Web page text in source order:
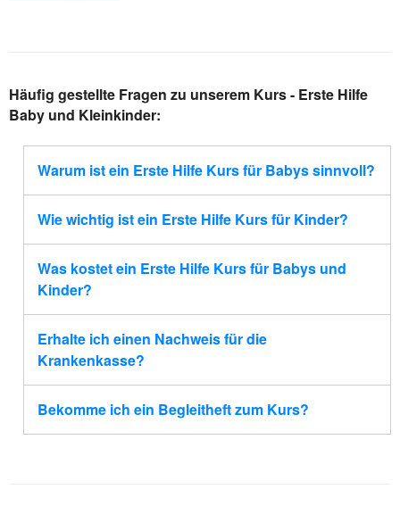
Häufig gestellte Fragen zu unserem Kurs - Erste Hilfe
Baby und Kleinkinder:
Warum ist ein Erste Hilfe Kurs für Babys sinnvoll?
Wie wichtig ist ein Erste Hilfe Kurs für Kinder?
Was kostet ein Erste Hilfe Kurs für Babys und
Kinder?
Erhalte ich einen Nachweis für die
Krankenkasse?
Bekomme ich ein Begleitheft zum Kurs?